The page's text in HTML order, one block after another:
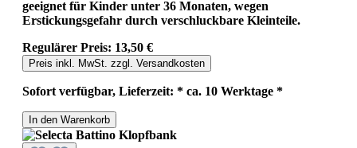
geeignet für Kinder unter 36 Monaten, wegen
Erstickungsgefahr durch verschluckbare Kleinteile.
Regulärer Preis: 13,50 €
Preis inkl. MwSt. zzgl. Versandkosten
Sofort verfügbar, Lieferzeit: * ca. 10 Werktage *
In den Warenkorb